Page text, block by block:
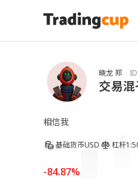
晓龙 郑 ID:
交易
相信我
基础货币USD 杠杆
-84.87%